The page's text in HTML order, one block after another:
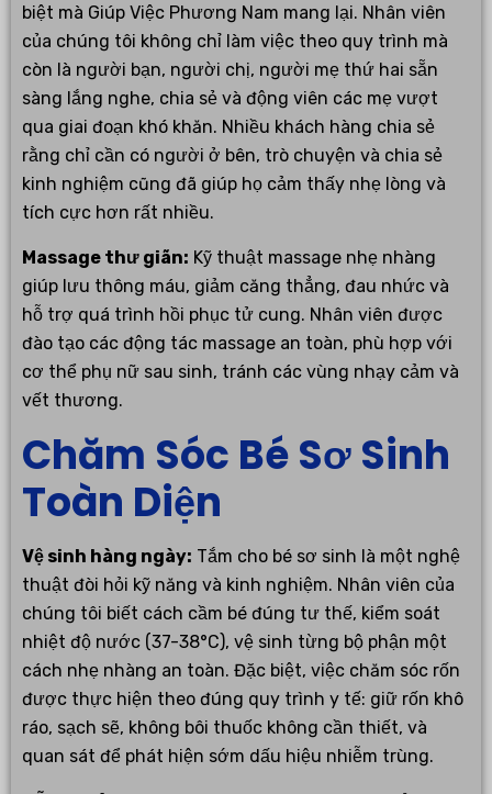
biệt mà Giúp Việc Phương Nam mang lại. Nhân viên
của chúng tôi không chỉ làm việc theo quy trình mà
còn là người bạn, người chị, người mẹ thứ hai sẵn
sàng lắng nghe, chia sẻ và động viên các mẹ vượt
qua giai đoạn khó khăn. Nhiều khách hàng chia sẻ
rằng chỉ cần có người ở bên, trò chuyện và chia sẻ
kinh nghiệm cũng đã giúp họ cảm thấy nhẹ lòng và
tích cực hơn rất nhiều.
Massage thư giãn: Kỹ thuật massage nhẹ nhàng
giúp lưu thông máu, giảm căng thẳng, đau nhức và
hỗ trợ quá trình hồi phục tử cung. Nhân viên được
đào tạo các động tác massage an toàn, phù hợp với
cơ thể phụ nữ sau sinh, tránh các vùng nhạy cảm và
vết thương.
Chăm Sóc Bé Sơ Sinh
Toàn Diện
Vệ sinh hàng ngày: Tắm cho bé sơ sinh là một nghệ
thuật đòi hỏi kỹ năng và kinh nghiệm. Nhân viên của
chúng tôi biết cách cầm bé đúng tư thế, kiểm soát
nhiệt độ nước (37-38°C), vệ sinh từng bộ phận một
cách nhẹ nhàng an toàn. Đặc biệt, việc chăm sóc rốn
được thực hiện theo đúng quy trình y tế: giữ rốn khô
ráo, sạch sẽ, không bôi thuốc không cần thiết, và
quan sát để phát hiện sớm dấu hiệu nhiễm trùng.